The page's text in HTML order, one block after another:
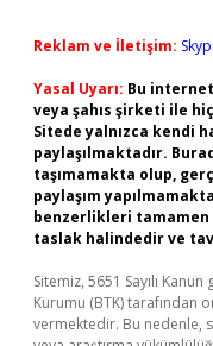
Reklam ve İletişim:
Yasal Uyarı: Bu
veya şahıs şirketi ile
Sitede yalnızca kendi
paylaşılmaktadır.
taşımamakta olup,
paylaşım
benzerlikleri
taslak halindedir ve
Sitemiz, 5651 Sayılı
Kurumu (BTK) tarafından
vermektedir. Bu nedenle,